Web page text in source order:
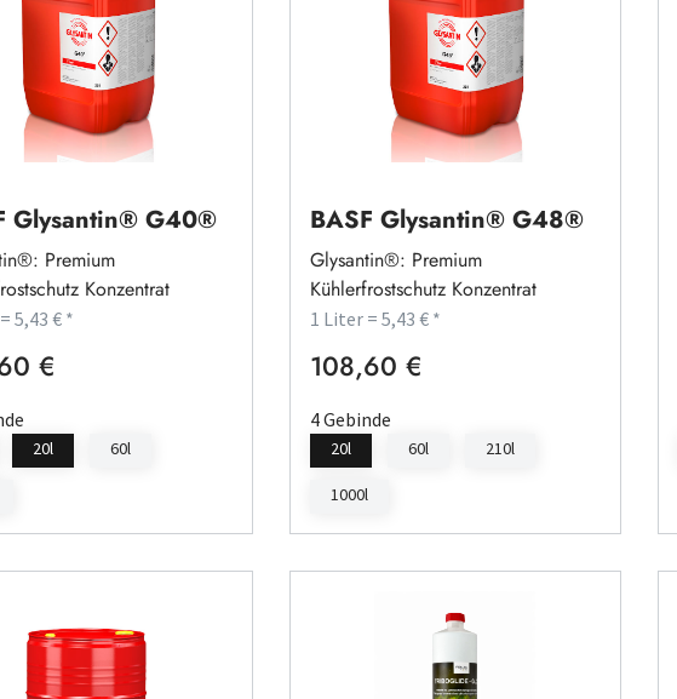
Glysantin® G40®
Premium
Konzentrat
5,43 € *
Preis:
€
20l 60l
BASF Glysantin® G48®
Glysantin®: Premium
Kühlerfrostschutz Konzentrat
1 Liter = 5,43 € *
Regulärer Preis:
108,60 €
4 Gebinde
20l 60l 210l
1000l